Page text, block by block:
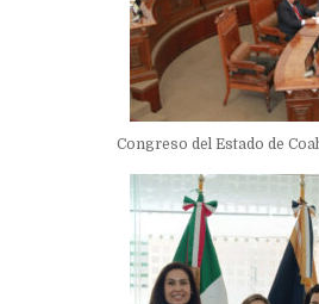
Congreso del Estado de